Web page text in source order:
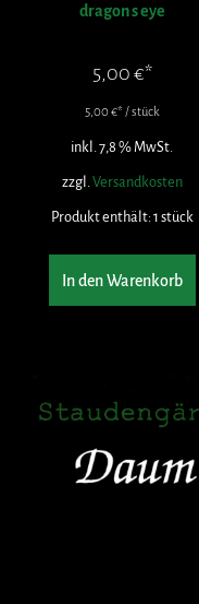
dragon s eye
5,00 €
5,00€ /stück
inkl. 7,8 % MwSt.
zzgl. Versandkosten
Produkt enthält: 1 stück
In den Warenkorb